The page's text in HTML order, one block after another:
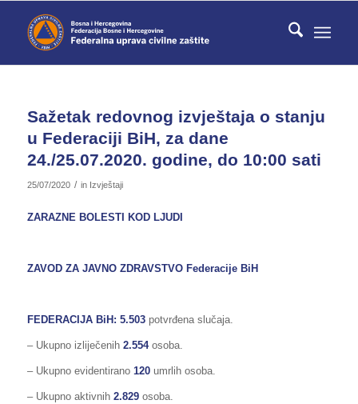
Sažetak redovnog izvještaja o stanju
u Federaciji BiH, za dane
24./25.07.2020. godine, do 10:00 sati
25/07/2020 / in Izvještaji
ZARAZNE BOLESTI KOD LJUDI
ZAVOD ZA JAVNO ZDRAVSTVO Federacije BiH
FEDERACIJA BiH : 5.503 potvrđena slučaja.
– Ukupno izliječenih 2.554 osoba.
– Ukupno evidentirano 120umrlih osoba.
– Ukupno aktivnih 2.829osoba.